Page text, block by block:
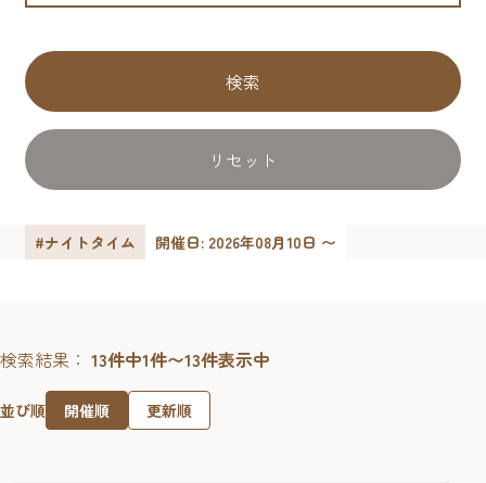
検索
リセット
#ナイトタイム 開催日: 2026年08月10日 〜
検索結果： 13件中1件〜13件表示中
並び順 開催順 更新順